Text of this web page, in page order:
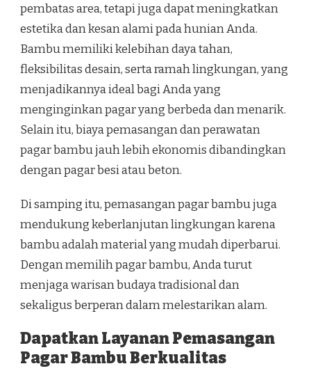
pembatas area, tetapi juga dapat meningkatkan
estetika dan kesan alami pada hunian Anda.
Bambu memiliki kelebihan daya tahan,
fleksibilitas desain, serta ramah lingkungan, yang
menjadikannya ideal bagi Anda yang
menginginkan pagar yang berbeda dan menarik.
Selain itu, biaya pemasangan dan perawatan
pagar bambu jauh lebih ekonomis dibandingkan
dengan pagar besi atau beton.
Di samping itu, pemasangan pagar bambu juga
mendukung keberlanjutan lingkungan karena
bambu adalah material yang mudah diperbarui.
Dengan memilih pagar bambu, Anda turut
menjaga warisan budaya tradisional dan
sekaligus berperan dalam melestarikan alam.
Dapatkan Layanan Pemasangan
Pagar Bambu Berkualitas